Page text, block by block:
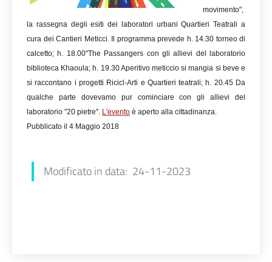
movimento",
la rassegna degli esiti dei laboratori urbani Quartieri Teatrali a
cura dei Cantieri Meticci. Il programma prevede h. 14.30 torneo di
calcetto; h. 18.00"The Passangers con gli allievi del laboratorio
biblioteca Khaoula; h. 19.30 Aperitivo meticcio si mangia si beve e
si raccontano i progetti Ricicl-Arti e Quartieri teatrali; h. 20.45 Da
qualche parte dovevamo pur cominciare con gli allievi del
laboratorio "20 pietre". L'evento è aperto alla cittadinanza.
Pubblicato il 4 Maggio 2018
Modificato in data: 24-11-2023